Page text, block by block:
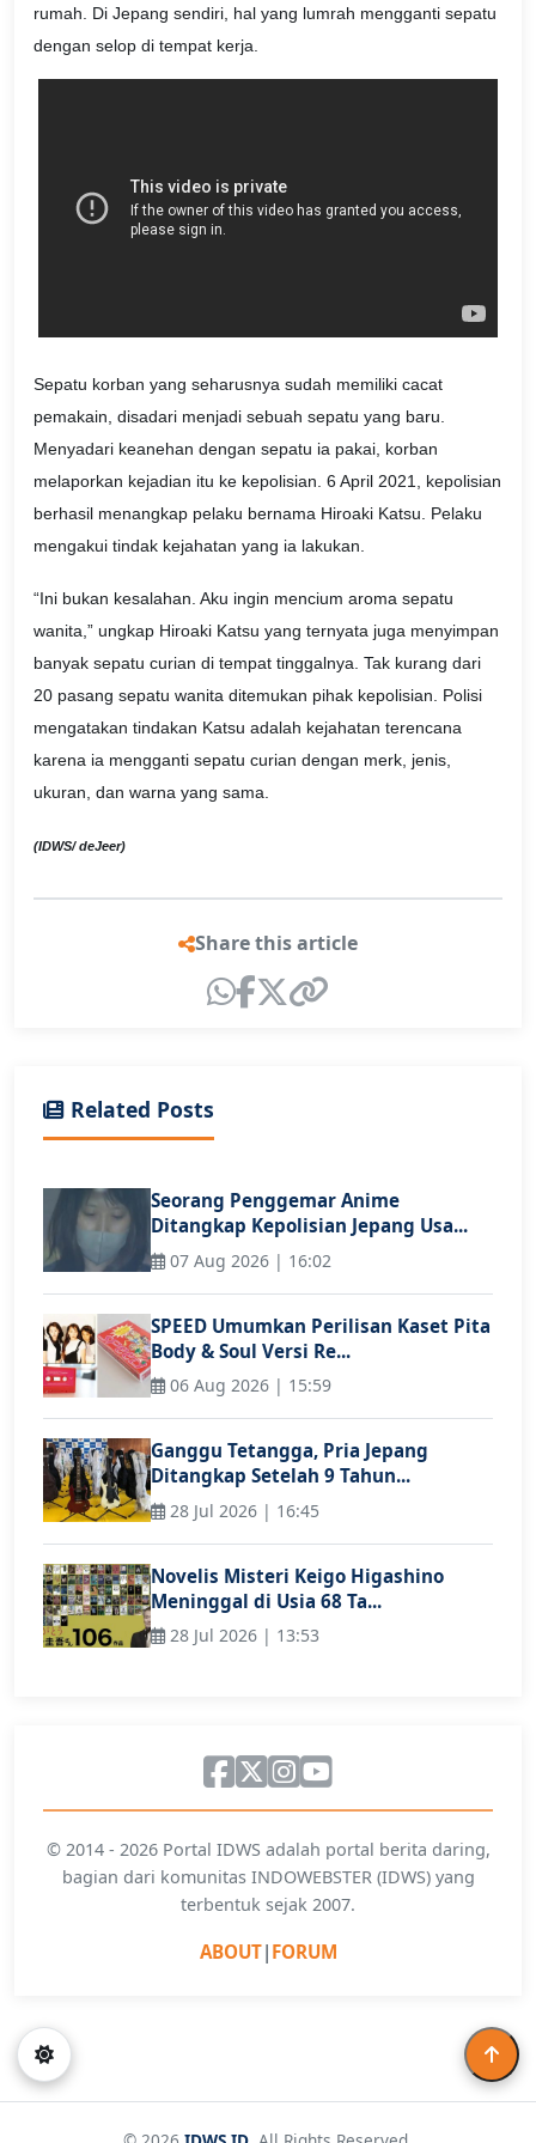
rumah. Di Jepang sendiri, hal yang lumrah mengganti sepatu
dengan selop di tempat kerja.
Sepatu korban yang seharusnya sudah memiliki cacat
pemakain, disadari menjadi sebuah sepatu yang baru.
Menyadari keanehan dengan sepatu ia pakai, korban
melaporkan kejadian itu ke kepolisian. 6 April 2021, kepolisian
berhasil menangkap pelaku bernama Hiroaki Katsu. Pelaku
mengakui tindak kejahatan yang ia lakukan.
“Ini bukan kesalahan. Aku ingin mencium aroma sepatu
wanita,” ungkap Hiroaki Katsu yang ternyata juga menyimpan
banyak sepatu curian di tempat tinggalnya. Tak kurang dari
20 pasang sepatu wanita ditemukan pihak kepolisian. Polisi
mengatakan tindakan Katsu adalah kejahatan terencana
karena ia mengganti sepatu curian dengan merk, jenis,
ukuran, dan warna yang sama.
(IDWS/ deJeer)
Share this article
Related Posts
Seorang Penggemar Anime
Ditangkap Kepolisian Jepang Usa...
07 Aug 2026 | 16:02
SPEED Umumkan Perilisan Kaset Pita
Body & Soul Versi Re...
06 Aug 2026 | 15:59
Ganggu Tetangga, Pria Jepang
Ditangkap Setelah 9 Tahun...
28 Jul 2026 | 16:45
Novelis Misteri Keigo Higashino
Meninggal di Usia 68 Ta...
28 Jul 2026 | 13:53
© 2014 - 2026 Portal IDWS adalah portal berita daring,
bagian dari komunitas INDOWEBSTER (IDWS) yang
terbentuk sejak 2007.
ABOUT| FORUM